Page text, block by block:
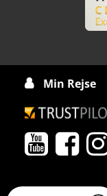
 Min Rejse
 